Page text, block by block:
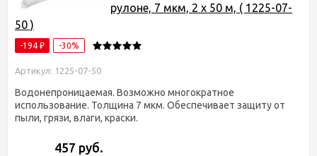
рулоне, 7 мкм, 2 х 50 м, ( 1225-07-
50 )
-194 ₽ -30%
Артикул: 1225-07-50
Водонепроницаемая. Возможно многократное
использование. Толщина 7 мкм. Обеспечивает защиту от
пыли, грязи, влаги, краски.
457 руб.